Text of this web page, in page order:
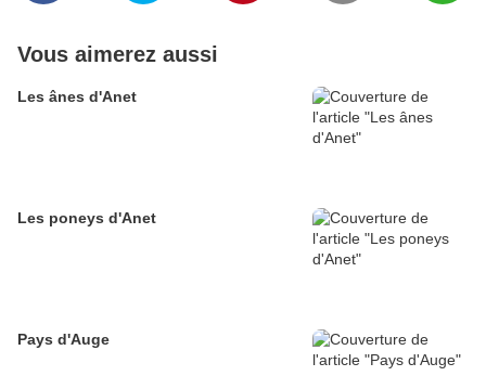
Vous aimerez aussi
Les ânes d'Anet
Les poneys d'Anet
Pays d'Auge